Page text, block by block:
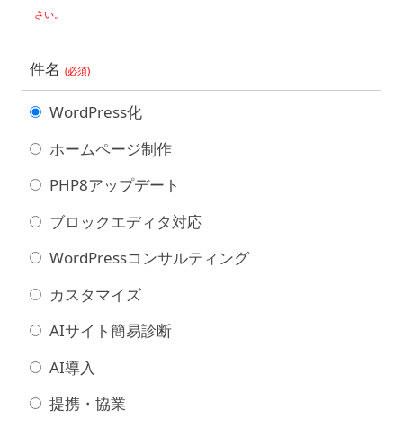
さい。
件名 (必須)
WordPress化
ホームページ制作
PHP8アップデート
ブロックエディタ対応
WordPressコンサルティング
カスタマイズ
AIサイト簡易診断
AI導入
提携・協業